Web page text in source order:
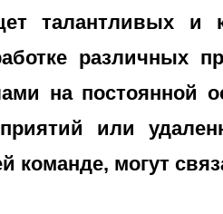
талантливых и
различных
на постоянной
или
команде, могут